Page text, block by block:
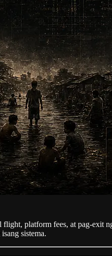
platform fees, at pag‑exit
sistema.